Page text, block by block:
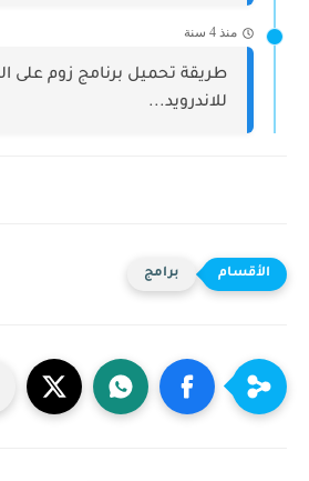
منذ 4 سنة
طريقة تحميل برنامج زوم على
للاندرويد...
برامج